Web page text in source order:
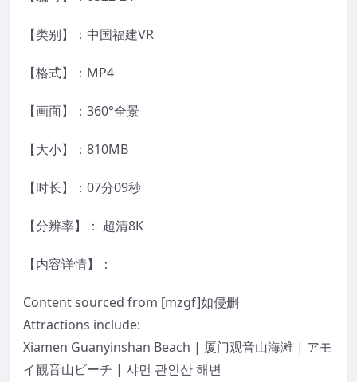
【类别】：中国福建VR
【格式】：MP4
【画面】：360°全景
【大小】：810MB
【时长】：07分09秒
【分辨率】： 超清8K
【内容详情】：
Content sourced from [mzgf]如侵删
Attractions include:
Xiamen Guanyinshan Beach | 厦门观音山海滩 | アモ
イ観音山ビーチ | 샤먼 관인산 해변